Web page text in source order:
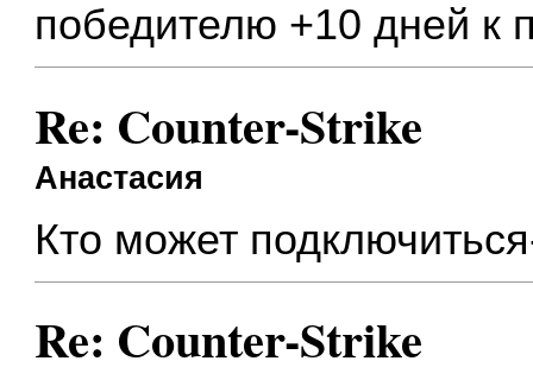
победителю +10 дней к
Re: Counter-Strike
Анастасия
Кто может
Re: Counter-Strike